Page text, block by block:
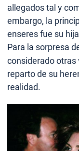
allegados tal y
embargo, la
enseres fue su
Para la sorpresa
considerado otras
reparto de su
realidad.